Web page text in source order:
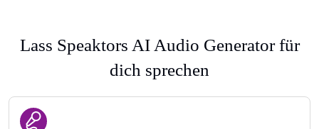
Lass Speaktors AI Audio Generator für
dich sprechen